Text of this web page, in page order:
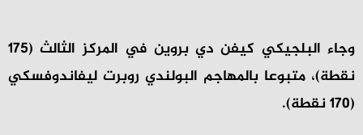
وجاء البلجيكي كيفن دي بروين في المركز الثالث (175
نقطة)، متبوعا بالمهاجم البولندي روبرت ليفاندوفسكي
(170 نقطة).